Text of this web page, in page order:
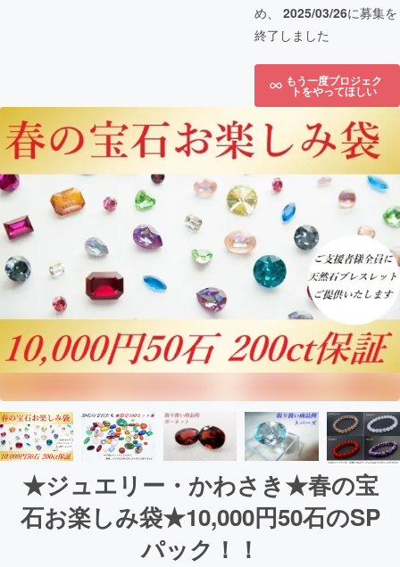
め、 2025/03/26に募集を
終了しました
もう一度プロジェク
トをやってほしい
★ジュエリー・かわさき★春の宝
石お楽しみ袋★10,000円50石のSP
パック！！